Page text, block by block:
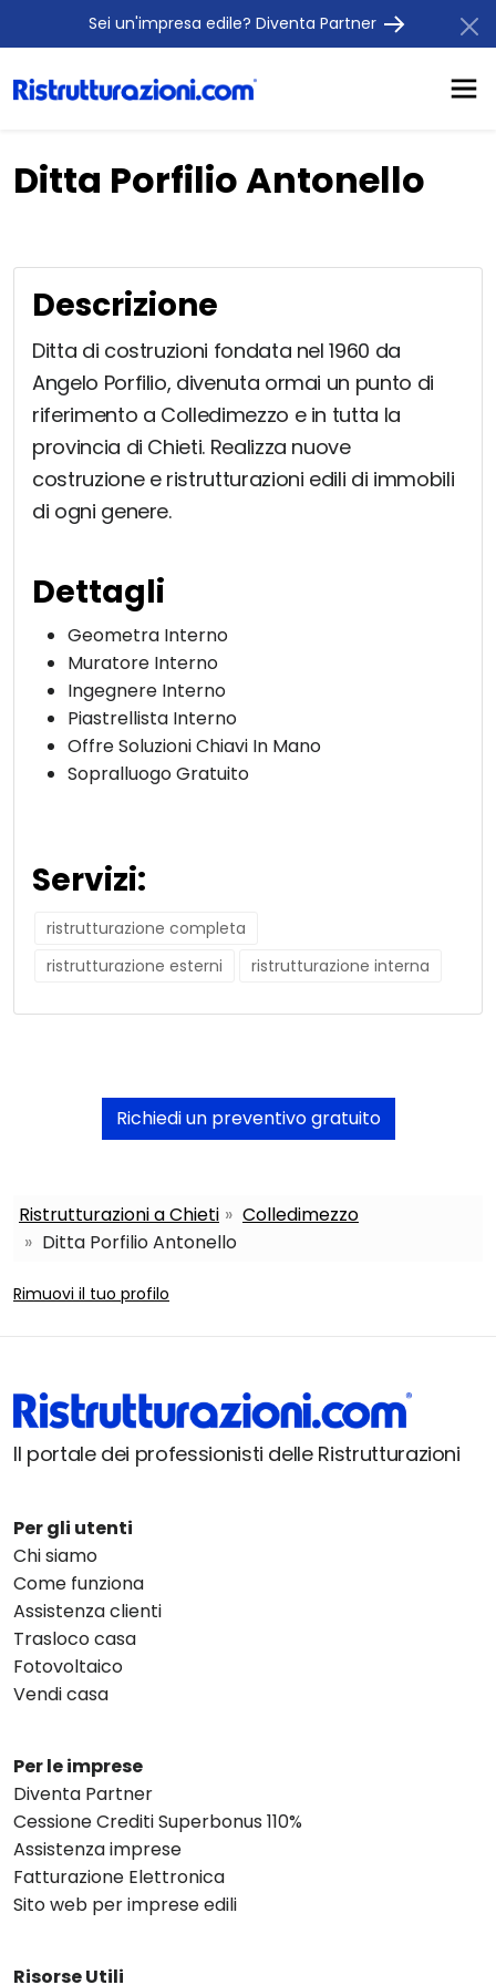
Sei un'impresa edile? Diventa Partner
Ditta Porfilio Antonello
Descrizione
Ditta di costruzioni fondata nel 1960 da
Angelo Porfilio, divenuta ormai un punto di
riferimento a Colledimezzo e in tutta la
provincia di Chieti. Realizza nuove
costruzione e ristrutturazioni edili di immobili
di ogni genere.
Dettagli
Geometra Interno
Muratore Interno
Ingegnere Interno
Piastrellista Interno
Offre Soluzioni Chiavi In Mano
Sopralluogo Gratuito
Servizi:
ristrutturazione completa
ristrutturazione esterni
ristrutturazione interna
Richiedi un preventivo gratuito
Ristrutturazioni a Chieti
Colledimezzo
Ditta Porfilio Antonello
Rimuovi il tuo profilo
Il portale dei professionisti delle Ristrutturazioni
Per gli utenti
Chi siamo
Come funziona
Assistenza clienti
Trasloco casa
Fotovoltaico
Vendi casa
Per le imprese
Diventa Partner
Cessione Crediti Superbonus 110%
Assistenza imprese
Fatturazione Elettronica
Sito web per imprese edili
Risorse Utili